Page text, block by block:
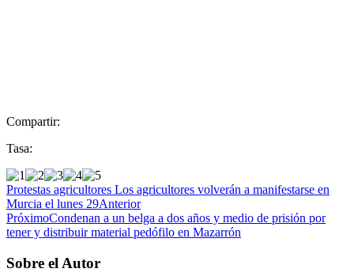
Compartir:
Tasa:
Protestas agricultores Los agricultores volverán a manifestarse en
Murcia el lunes 29Anterior
PróximoCondenan a un belga a dos años y medio de prisión por
tener y distribuir material pedófilo en Mazarrón
Sobre el Autor